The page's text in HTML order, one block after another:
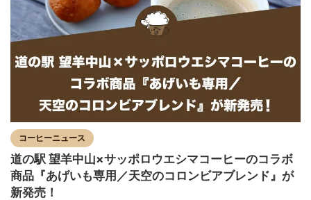
コーヒーニュース
道の駅 望羊中山×サッポロウエシマコーヒーのコラボ
商品『あげいも専用／天空のコロンビアブレンド』が
新発売！